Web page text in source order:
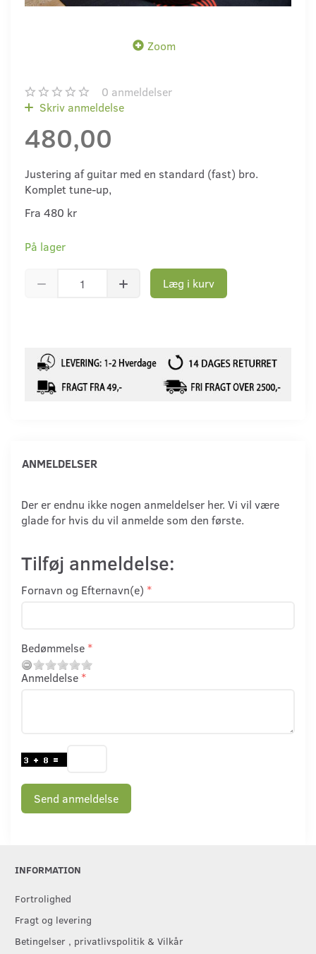
Zoom
0 anmeldelser
Skriv anmeldelse
480,00
Justering af guitar med en standard (fast) bro.
Komplet tune-up,
Fra 480 kr
På lager
Læg i kurv
ANMELDELSER
Der er endnu ikke nogen anmeldelser her. Vi vil være
glade for hvis du vil anmelde som den første.
Tilføj anmeldelse:
Fornavn og Efternavn(e)
Bedømmelse
Anmeldelse
Send anmeldelse
INFORMATION
Fortrolighed
Fragt og levering
Betingelser , privatlivspolitik & Vilkår